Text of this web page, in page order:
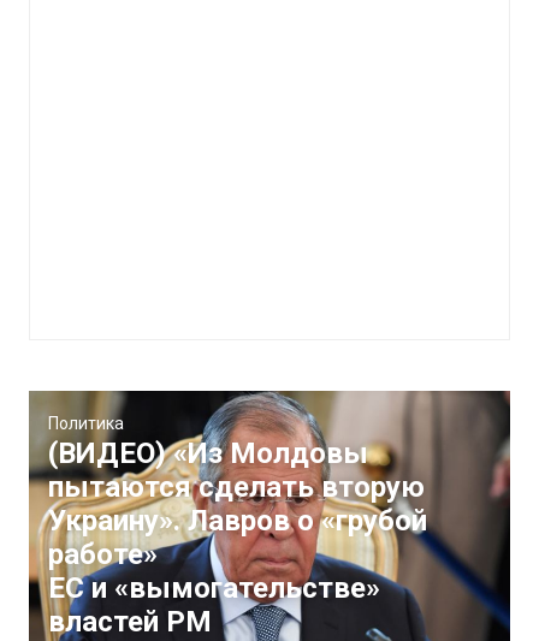
Политика
(ВИДЕО) «Из Молдовы
пытаются сделать вторую
Украину». Лавров о «грубой
работе»
ЕС и «вымогательстве»
властей РМ